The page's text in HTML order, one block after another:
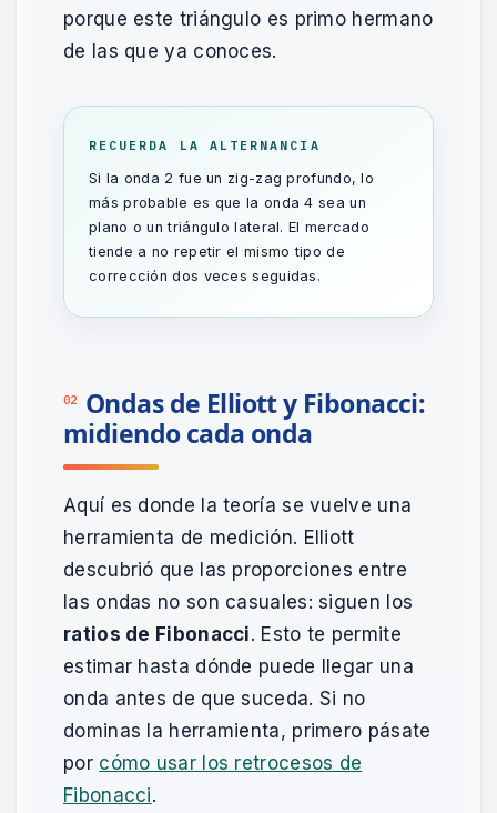
porque este triángulo es primo hermano
de las que ya conoces.
RECUERDA LA ALTERNANCIA
Si la onda 2 fue un zig-zag profundo, lo
más probable es que la onda 4 sea un
plano o un triángulo lateral. El mercado
tiende a no repetir el mismo tipo de
corrección dos veces seguidas.
02
Ondas de Elliott y Fibonacci:
midiendo cada onda
Aquí es donde la teoría se vuelve una
herramienta de medición. Elliott
descubrió que las proporciones entre
las ondas no son casuales: siguen los
ratios de Fibonacci. Esto te permite
estimar hasta dónde puede llegar una
onda antes de que suceda. Si no
dominas la herramienta, primero pásate
por cómo usar los retrocesos de
Fibonacci.